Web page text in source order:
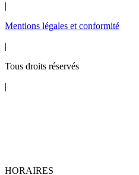
|
Mentions légales et conformité
|
Tous droits réservés
|
HORAIRES